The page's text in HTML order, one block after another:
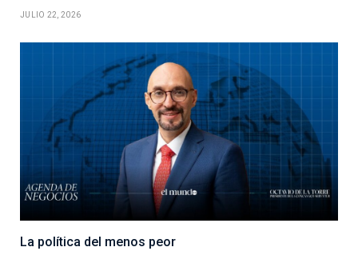
JULIO 22, 2026
La política del menos peor